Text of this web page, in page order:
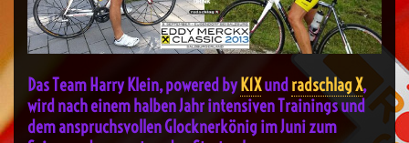
Das Team Harry Klein, powered by K1Xund radschlag X,
wird nach einem halben Jahr intensiven Trainings und
dem anspruchsvollen Glocknerkönig im Juni zum